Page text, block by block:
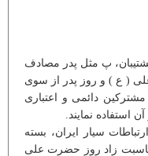
پ مثل پدر مصادف
علی ( ع ) و روز پدر از سوی
مشترکین دائمی و اعتباری
استفاده نمایند.
سیار ایران، بسته
مناسبت زاد روز حضرت علی